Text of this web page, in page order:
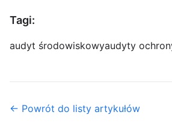
Tagi:
audyt środowiskowyaudyty
← Powrót do listy artykułów